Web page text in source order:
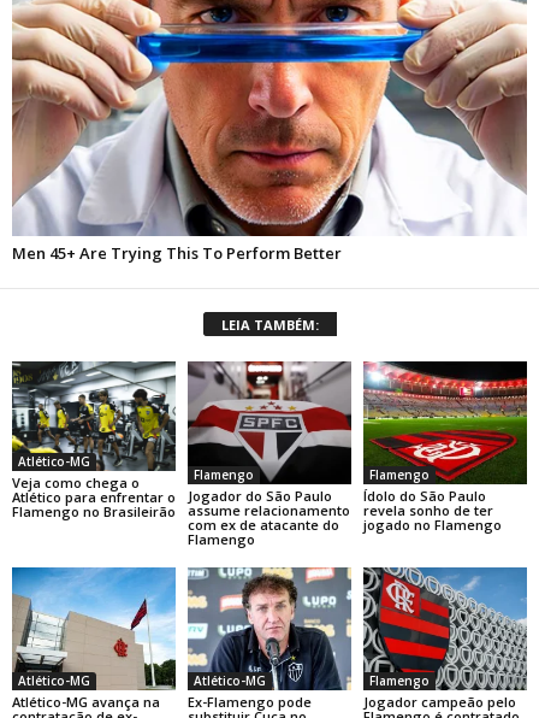
LEIA TAMBÉM:
Atlético-MG
Veja como chega o
Atlético para enfrentar o
Flamengo no Brasileirão
Flamengo
Jogador do São Paulo
assume relacionamento
com ex de atacante do
Flamengo
Flamengo
Ídolo do São Paulo
revela sonho de ter
jogado no Flamengo
Atlético-MG
Atlético-MG avança na
Atlético-MG
Ex-Flamengo pode
Flamengo
Jogador campeão pelo